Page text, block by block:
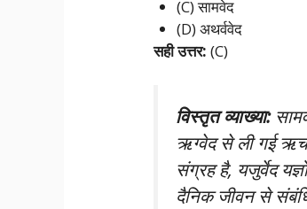
(C) सामवेद
(D) अथर्ववेद
सही उत्तर: (C)
विस्तृत व्याख्या:
ऋग्वेद से ली गई
संग्रह है, यजुर्वेद
दैनिक जीवन से